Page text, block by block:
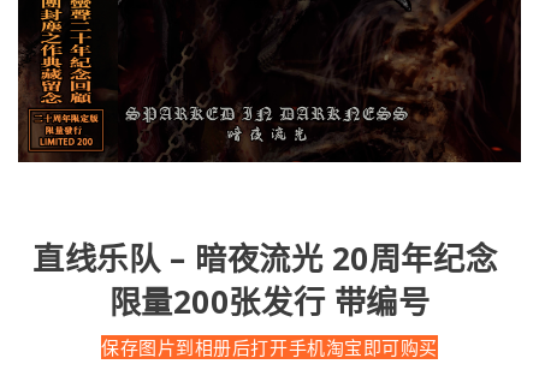
直线乐队 – 暗夜流光 20周年纪念
限量200张发行 带编号
保存图片到相册后打开手机淘宝即可购买